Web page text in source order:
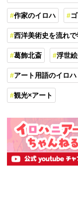
作家のイロハ
西洋美術史を流れで
葛飾北斎 浮世絵
アート用語のイロハ
観光×アート